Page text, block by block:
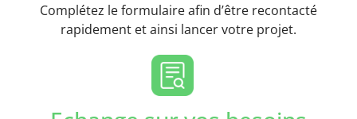
Complétez le formulaire afin d’être recontacté
rapidement et ainsi lancer votre projet.